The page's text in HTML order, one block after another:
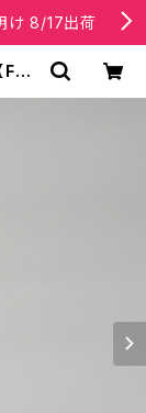
け 8/17出荷
For